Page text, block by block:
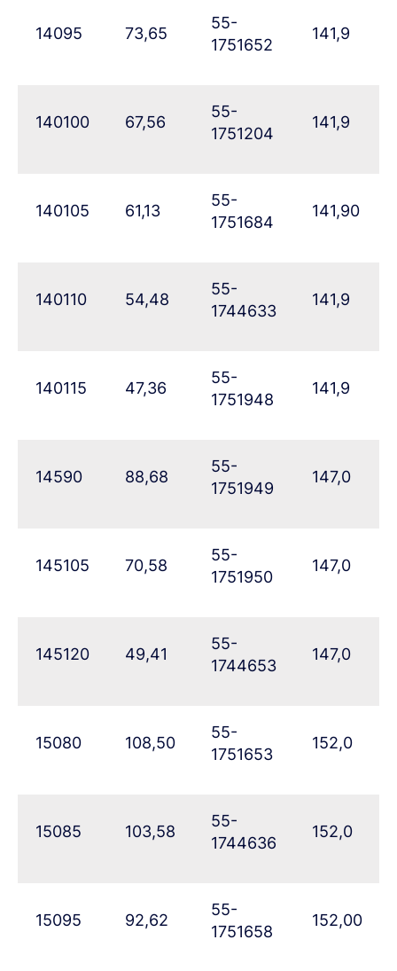
14095 73,65
55-
1751652
141,9
140100 67,56
55-
1751204
141,9
140105 61,13
55-
1751684
141,90
140110 54,48
55-
1744633
141,9
140115 47,36
55-
1751948
141,9
14590 88,68
55-
1751949
147,0
145105 70,58
55-
1751950
147,0
145120 49,41
55-
1744653
147,0
15080 108,50
55-
1751653
152,0
15085 103,58
55-
1744636
152,0
15095 92,62
55-
1751658
152,00